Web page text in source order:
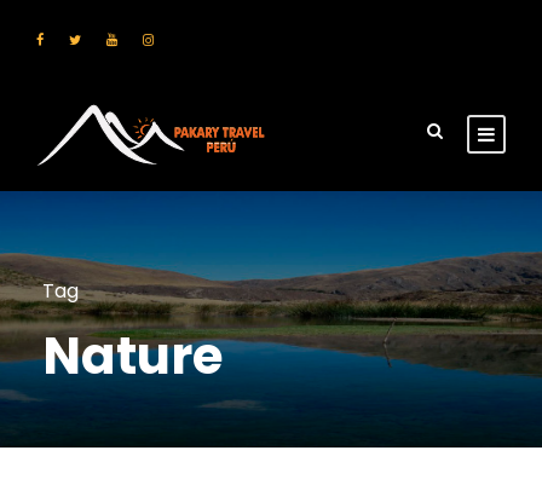
Tag
Nature